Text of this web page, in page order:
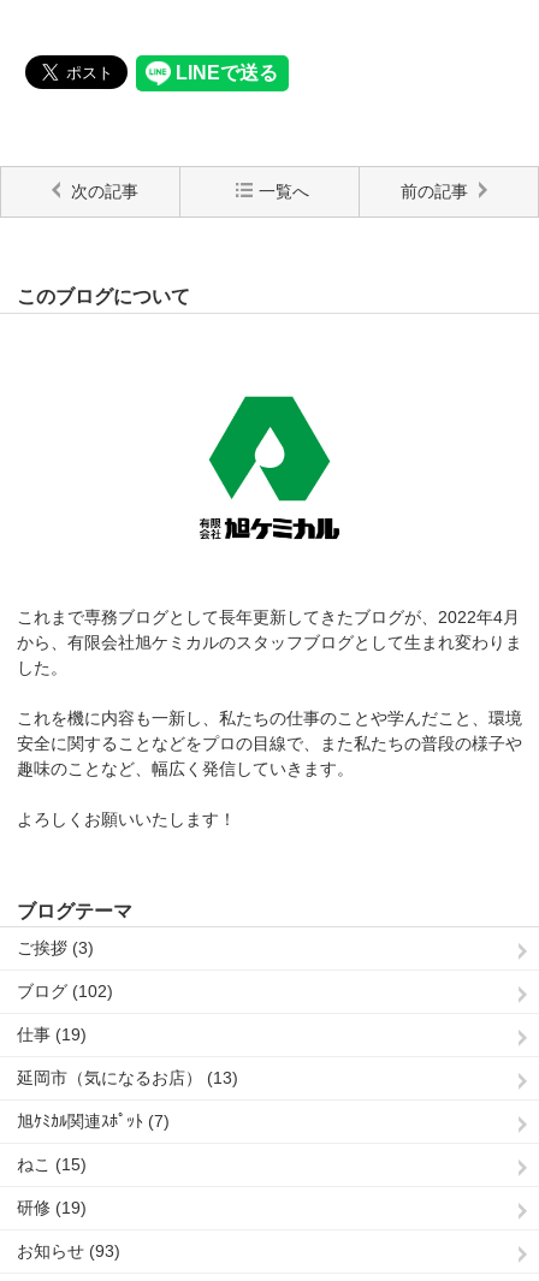
次の記事 一覧へ 前の記事
このブログについて
これまで専務ブログとして長年更新してきたブログが、2022年4月
から、有限会社旭ケミカルのスタッフブログとして生まれ変わりま
した。
これを機に内容も一新し、私たちの仕事のことや学んだこと、環境
安全に関することなどをプロの目線で、また私たちの普段の様子や
趣味のことなど、幅広く発信していきます。
よろしくお願いいたします！
ブログテーマ
ご挨拶 (3)
ブログ (102)
仕事 (19)
延岡市（気になるお店） (13)
旭ｹﾐｶﾙ関連ｽﾎﾟｯﾄ (7)
ねこ (15)
研修 (19)
お知らせ (93)